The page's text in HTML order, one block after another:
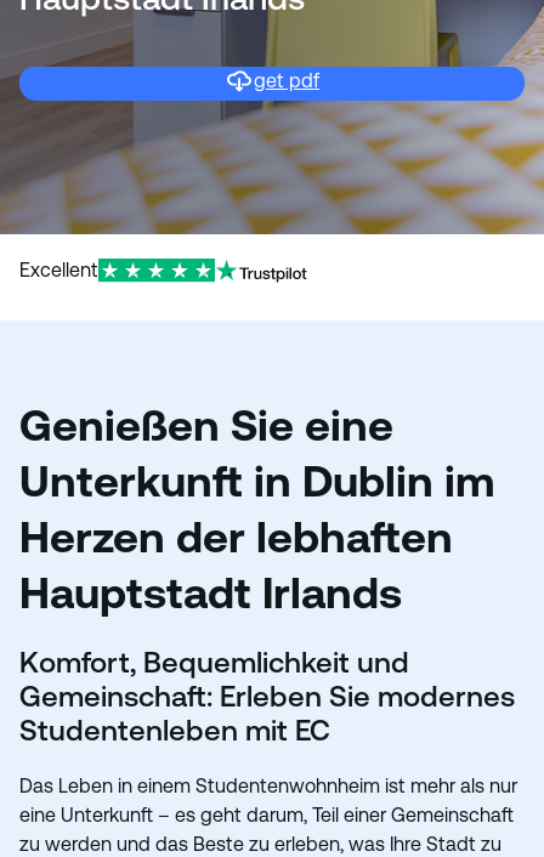
get pdf
Excellent
Genießen Sie eine
Unterkunft in Dublin im
Herzen der lebhaften
Hauptstadt Irlands
Komfort, Bequemlichkeit und
Gemeinschaft: Erleben Sie modernes
Studentenleben mit EC
Das Leben in einem Studentenwohnheim ist mehr als nur
eine Unterkunft – es geht darum, Teil einer Gemeinschaft
zu werden und das Beste zu erleben, was Ihre Stadt zu